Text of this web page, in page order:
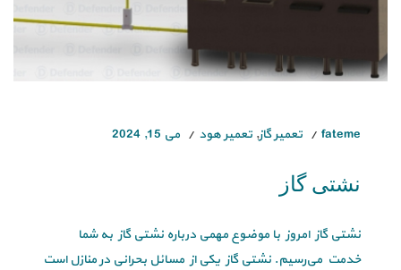
fateme تعمیر گاز, تعمیر هود می 15, 2024
نشتی گاز
نشتی گاز امروز با موضوع مهمی درباره نشتی گاز به شما
خدمت می‌رسیم. نشتی گاز یکی از مسائل بحرانی در منازل است